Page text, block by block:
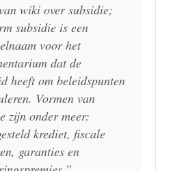
wiki over subsidie;
subsidie is een
voor het
dat de
heeft om beleidspunten
Vormen van
zijn onder meer:
krediet, fiscale
garanties en